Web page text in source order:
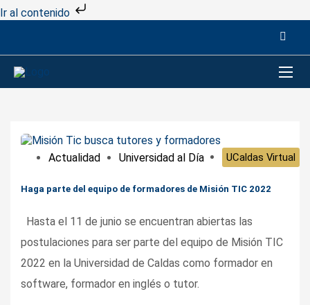
Ir al contenido
Actualidad Universidad al Día UCaldas Virtual
Haga parte del equipo de formadores de Misión TIC 2022
Hasta el 11 de junio se encuentran abiertas las
postulaciones para ser parte del equipo de Misión TIC
2022 en la Universidad de Caldas como formador en
software, formador en inglés o tutor.